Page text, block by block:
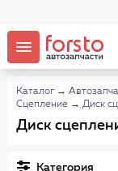
Каталог →
Сцепление → Диск
Диск
Категория